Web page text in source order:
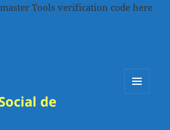
Tools verification code here
de